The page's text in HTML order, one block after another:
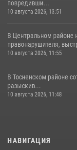
повредивши...
10 августа 2026, 13:51
В Центральном районе
правонарушителя,
10 августа 2026, 11:55
В Тосненском районе
разыскив...
10 августа 2026, 11:48
НАВИГАЦИЯ